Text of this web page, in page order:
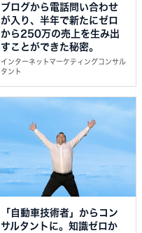
ブログから電話問い合わせ
が入り、半年で新たにゼロ
から250万の売上を生み出
すことができた秘密。
インターネットマーケティングコンサル
タント
「自動車技術者」からコン
サルタントに。知識ゼロか